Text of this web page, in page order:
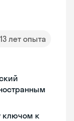
13 лет опыта
ключом к